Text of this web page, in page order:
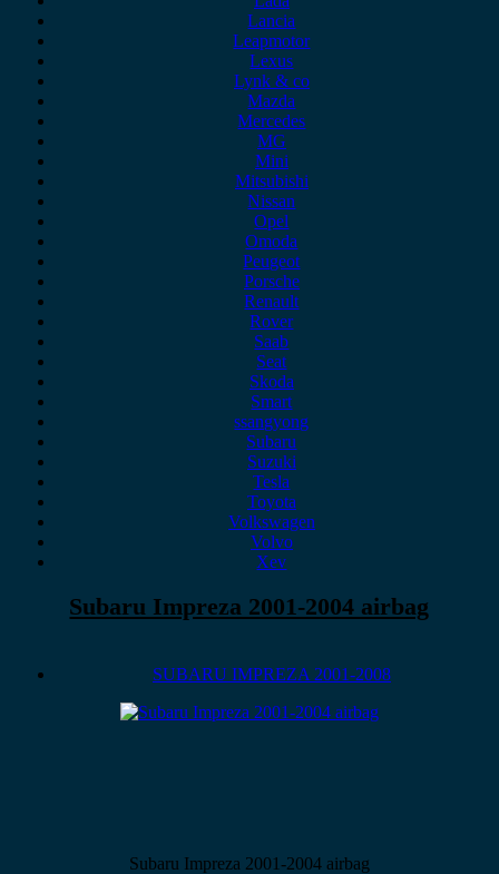
Lancia
Leapmotor
Lexus
Lynk & co
Mazda
Mercedes
MG
Mini
Mitsubishi
Nissan
Opel
Omoda
Peugeot
Porsche
Renault
Rover
Saab
Seat
Skoda
Smart
ssangyong
Subaru
Suzuki
Tesla
Toyota
Volkswagen
Volvo
Xev
Subaru Impreza 2001-2004 airbag
SUBARU IMPREZA 2001-2008
Subaru Impreza 2001-2004 airbag